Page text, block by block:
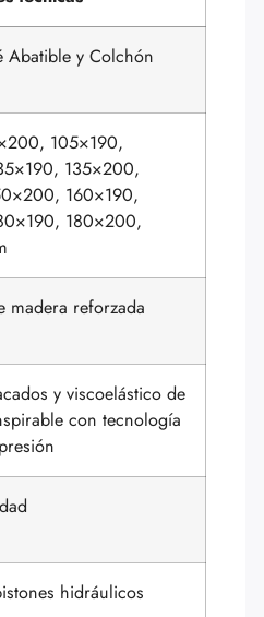
Abatible y Colchón
105×190,
135×200,
160×190,
180×200,
madera reforzada
y viscoelástico de
con tecnología
hidráulicos